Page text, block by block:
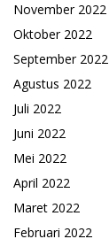
November 2022
Oktober 2022
September 2022
Agustus 2022
Juli 2022
Juni 2022
Mei 2022
April 2022
Maret 2022
Februari 2022